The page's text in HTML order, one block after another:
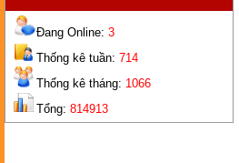
Đang Online:3
Thống kê tuần:714
Thống kê tháng: 1066
Tổng:814913